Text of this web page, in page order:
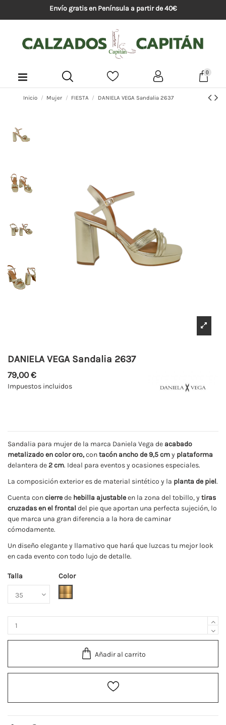
Envío gratis en Península a partir de 40€
0
Inicio Mujer FIESTA DANIELA VEGA Sandalia 2637
DANIELA VEGA Sandalia 2637
79,00 €
Impuestos incluidos
Sandalia para mujer de la marca Daniela Vega de acabado
metalizado en color oro,contacón ancho de 9,5 cmy plataforma
delantera de 2 cm. Ideal para eventos y ocasiones especiales.
La composición exterior es de material sintético y la planta de piel.
Cuenta concierrede hebilla ajustableen la zona del tobillo, y tiras
cruzadas en el frontal del pie que aportan una perfecta sujeción, lo
que marca una gran diferencia a la hora de caminar
cómodamente.
Un diseño elegante y llamativo que hará que luzcas tu mejor look
en cada evento con todo lujo de detalle.
Talla
Color
Oro
Añadir al carrito